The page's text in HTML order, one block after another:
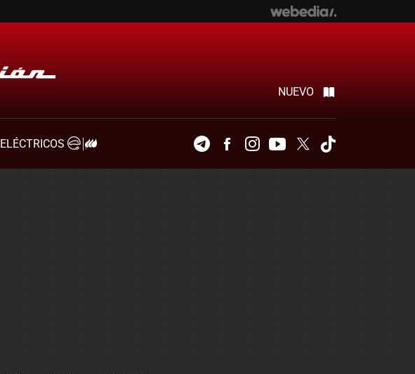
NUEVO
TelegramFacebookInstagramYoutubeTwitter